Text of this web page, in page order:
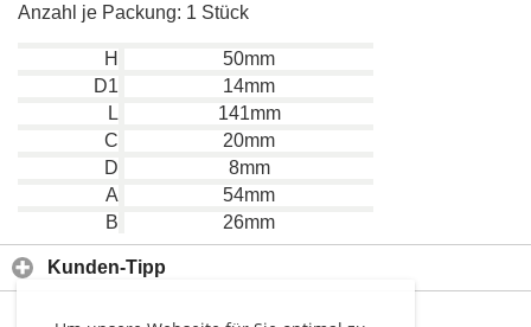
Anzahl je Packung: 1 Stück
H
50mm
D1
14mm
L
141mm
C
20mm
D
8mm
A
54mm
B
26mm
Kunden-Tipp